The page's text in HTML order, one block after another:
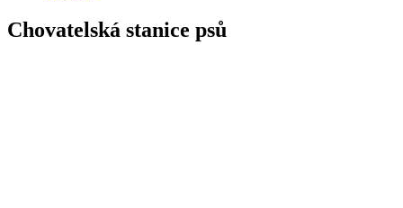
Chovatelská stanice psů